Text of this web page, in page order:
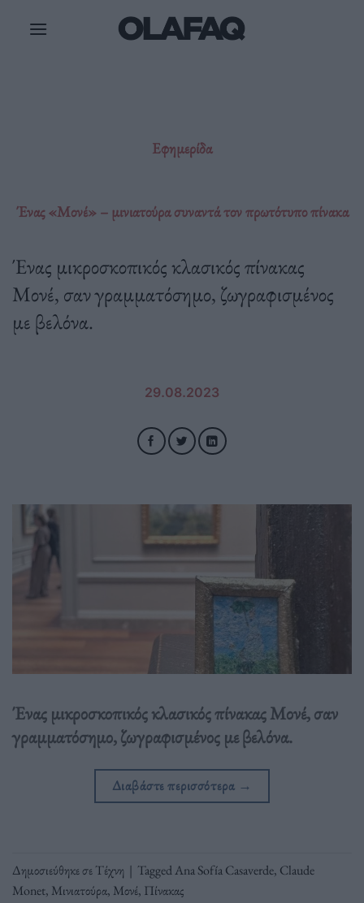
Εφημερίδα
Ένας «Μονέ» – μινιατούρα συναντά τον πρωτότυπο πίνακα
Ένας μικροσκοπικός κλασικός πίνακας
Μονέ, σαν γραμματόσημο, ζωγραφισμένος
με βελόνα.
29.08.2023
Ένας μικροσκοπικός κλασικός πίνακας Μονέ, σαν
γραμματόσημο, ζωγραφισμένος με βελόνα.
Διαβάστε περισσότερα →
Δημοσιεύθηκε σεΤέχνη | TaggedAna Sofía Casaverde, Claude
Monet, Μινιατούρα, Μονέ, Πίνακας